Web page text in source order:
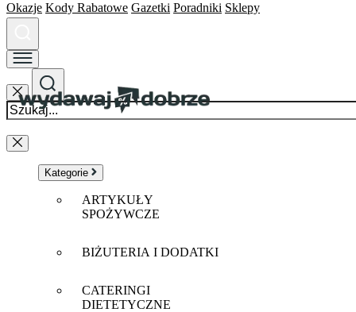
Okazje Kody Rabatowe Gazetki Poradniki Sklepy
Kategorie
ARTYKUŁY
SPOŻYWCZE
BIŻUTERIA I DODATKI
CATERINGI
DIETETYCZNE